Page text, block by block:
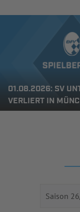
01.08.2026: SV
VERLIERT IN